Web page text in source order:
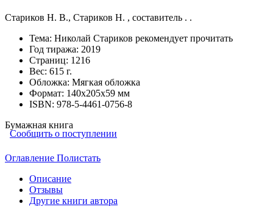
Стариков Н. В., Стариков Н. , составитель . .
Тема: Николай Стариков рекомендует прочитать
Год тиража: 2019
Страниц: 1216
Вес: 615 г.
Обложка: Мягкая обложка
Формат: 140х205х59 мм
ISBN: 978-5-4461-0756-8
Бумажная книга
Сообщить о поступлении
Оглавление Полистать
Описание
Отзывы
Другие книги автора